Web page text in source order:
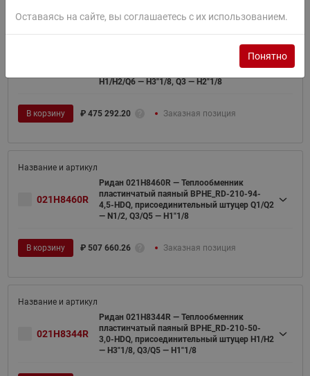
Ридан 021H4782R — Теплообменник
пластинчатый паяный BPHE_RD-210-90-
3,0-HQ, присоединительный штуцер
H1/H2/Q6 — H3"1/8, Q3 — H2"1/8
В корзину ₽ 475 292.20 Заказная позиция
021H8460R
Ридан 021H8460R — Теплообменник
пластинчатый паяный BPHE_RD-210-94-
4,5-HDQ, присоединительный штуцер Q1/Q2
— N1/2, Q3/Q5 — H1"1/8
В корзину ₽ 507 660.26 Заказная позиция
021H8344R
Ридан 021H8344R — Теплообменник
пластинчатый паяный BPHE_RD-210-50-
3,0-HDQ, присоединительный штуцер H1/H2
— H3"1/8, Q3/Q5 — H1"1/8
Оставаясь на сайте, вы соглашаетесь с их использованием.
Понятно